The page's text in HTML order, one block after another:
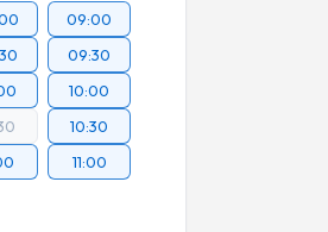
09:00
09:30
10:00
10:30
11:00